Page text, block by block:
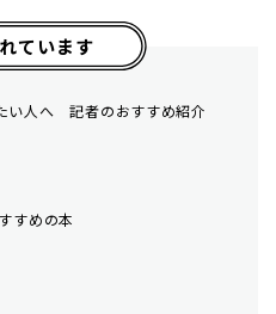
ています
い人へ 記者のおすすめ紹介
すめの本